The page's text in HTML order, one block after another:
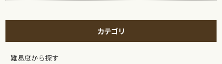
カテゴリ
難易度から探す